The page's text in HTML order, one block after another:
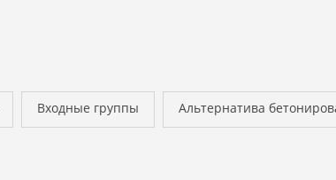
Входные группы Альтернатива